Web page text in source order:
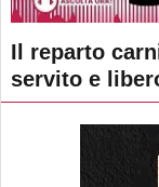
Il reparto
servito e